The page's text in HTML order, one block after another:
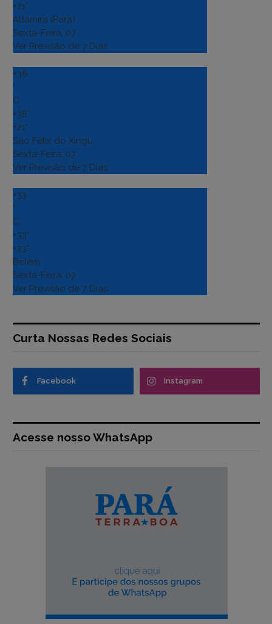
+21°
Altamira (Para)
Sexta-Feira, 07
Ver Previsão de 7 Dias
+36
°
C
+38°
+21°
Sao Felix do Xingu
Sexta-Feira, 07
Ver Previsão de 7 Dias
+33
°
C
+33°
+23°
Belém
Sexta-Feira, 07
Ver Previsão de 7 Dias
Curta Nossas Redes Sociais
Facebook Instagram
Acesse nosso WhatsApp